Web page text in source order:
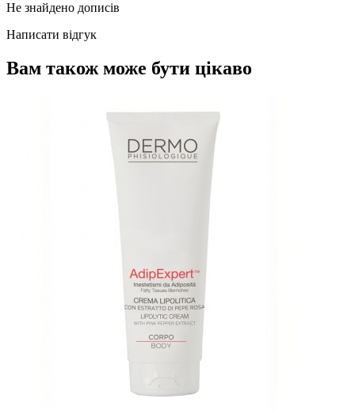
Не знайдено дописів
Написати відгук
Вам також може бути цікаво